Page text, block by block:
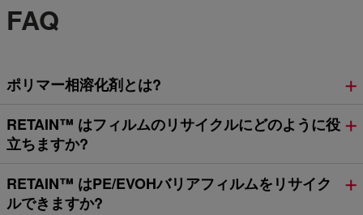
FAQ
ポリマー相溶化剤とは?
RETAIN™ はフィルムのリサイクルにどのように役
立ちますか?
RETAIN™ はPE/EVOHバリアフィルムをリサイク
ルできますか?